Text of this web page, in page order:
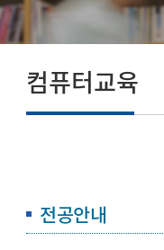
컴퓨터교육
전공안내